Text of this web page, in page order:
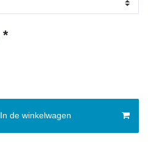
*
In de winkelwagen